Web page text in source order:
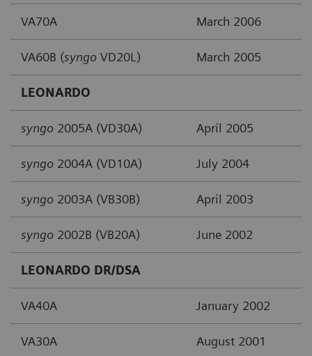
VA70A March 2006
VA60B (syngo VD20L) March 2005
LEONARDO
syngo 2005A (VD30A) April 2005
syngo 2004A (VD10A) July 2004
syngo 2003A (VB30B) April 2003
syngo 2002B (VB20A) June 2002
LEONARDO DR/DSA
VA40A January 2002
VA30A August 2001